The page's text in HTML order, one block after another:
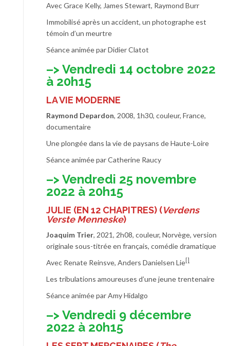
Avec Grace Kelly, James Stewart, Raymond Burr
Immobilisé après un accident, un photographe est
témoin d’un meurtre
Séance animée par Didier Clatot
–> Vendredi 14 octobre 2022
à 20h15
LA VIE MODERNE
Raymond Depardon, 2008, 1h30, couleur, France,
documentaire
Une plongée dans la vie de paysans de Haute-Loire
Séance animée par Catherine Raucy
–> Vendredi 25 novembre
2022 à 20h15
JULIE (EN 12 CHAPITRES) (Verdens
Verste Menneske)
Joaquim Trier, 2021, 2h08, couleur, Norvège, version
originale sous-titrée en français, comédie dramatique
Avec Renate Reinsve, Anders Danielsen Lie
Les tribulations amoureuses d’une jeune trentenaire
Séance animée par Amy Hidalgo
–> Vendredi 9 décembre
2022 à 20h15